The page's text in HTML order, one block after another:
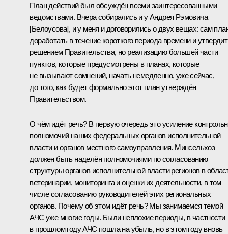
План действий был обсуждён всеми заинтересованными
ведомствами. Вчера собирались и у Андрея Рэмовича
[Белоусова], и у меня и договорились о двух вещах: сам
доработать в течение короткого периода времени и
решением Правительства, но реализацию большей части
пунктов, которые предусмотрены в планах, которые
не вызывают сомнений, начать немедленно, уже сейчас,
до того, как будет формально этот план утверждён
Правительством.
О чём идёт речь? В первую очередь это усиление
полномочий наших федеральных органов исполнительной
власти и органов местного самоуправления. Минсельхоз
должен быть наделён полномочиями по согласованию
структуры органов исполнительной власти регионов в
ветеринарии, мониторинга и оценки их деятельности, в том
числе согласованию руководителей этих региональных
органов. Почему об этом идёт речь? Мы занимаемся темой
АЧС уже многие годы. Были неплохие периоды, в частности
в прошлом году АЧС пошла на убыль, но в этом году вновь